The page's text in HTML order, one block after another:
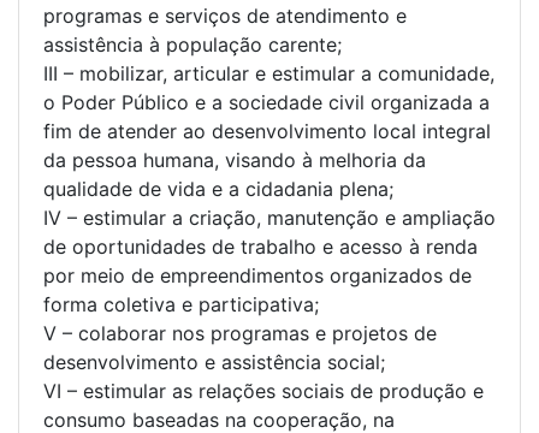
programas e serviços de atendimento e
assistência à população carente;
III – mobilizar, articular e estimular a comunidade,
o Poder Público e a sociedade civil organizada a
fim de atender ao desenvolvimento local integral
da pessoa humana, visando à melhoria da
qualidade de vida e a cidadania plena;
IV – estimular a criação, manutenção e ampliação
de oportunidades de trabalho e acesso à renda
por meio de empreendimentos organizados de
forma coletiva e participativa;
V – colaborar nos programas e projetos de
desenvolvimento e assistência social;
VI – estimular as relações sociais de produção e
consumo baseadas na cooperação, na